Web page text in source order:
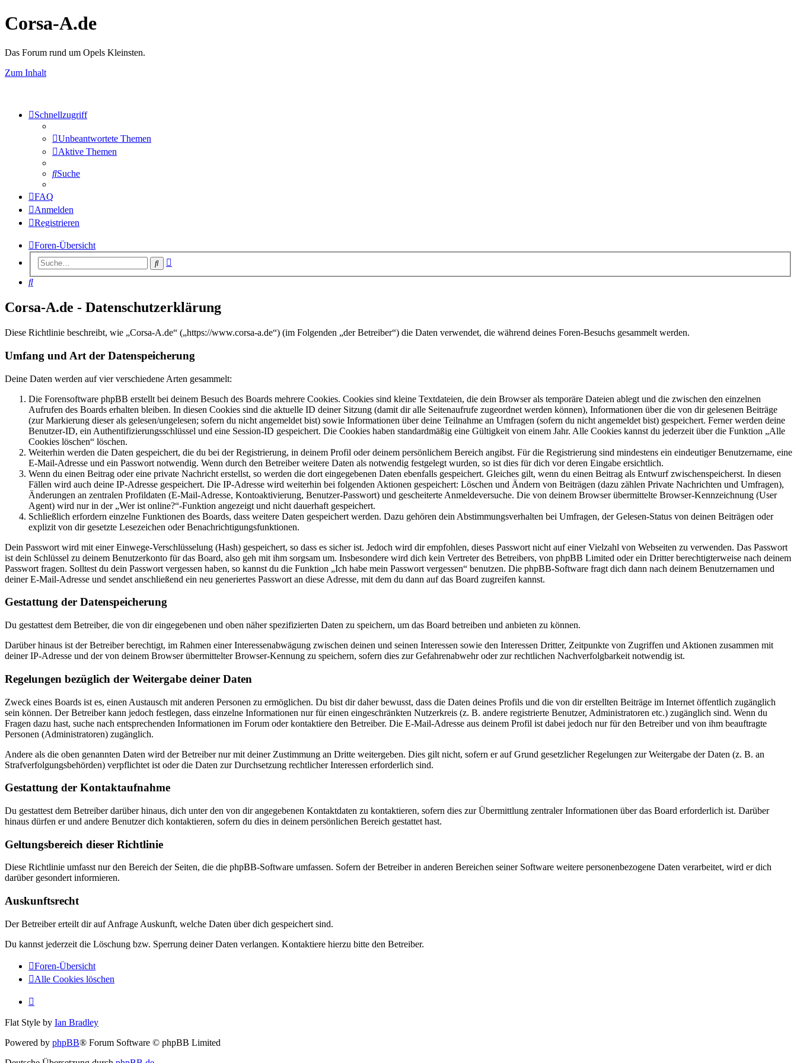
Corsa-A.de
Das Forum rund um Opels Kleinsten.
Zum Inhalt
Schnellzugriff
Unbeantwortete Themen
Aktive Themen
Suche
FAQ
Anmelden
Registrieren
Foren-Übersicht
Suche
Suche
Corsa-A.de - Datenschutzerklärung
Diese Richtlinie beschreibt, wie „Corsa-A.de“ („https://www.corsa-a.de“) (im Folgenden „der Betreiber“) die Daten verwendet, die während deines Foren-Besuchs gesammelt werden.
Umfang und Art der Datenspeicherung
Deine Daten werden auf vier verschiedene Arten gesammelt:
Die Forensoftware phpBB erstellt bei deinem Besuch des Boards mehrere Cookies. Cookies sind kleine Textdateien, die dein Browser als temporäre Dateien ablegt und die zwischen den einzelnen
Aufrufen des Boards erhalten bleiben. In diesen Cookies sind die aktuelle ID deiner Sitzung (damit dir alle Seitenaufrufe zugeordnet werden können), Informationen über die von dir gelesenen Beiträge
(zur Markierung dieser als gelesen/ungelesen; sofern du nicht angemeldet bist) sowie Informationen über deine Teilnahme an Umfragen (sofern du nicht angemeldet bist) gespeichert. Ferner werden deine
Benutzer-ID, ein Authentifizierungsschlüssel und eine Session-ID gespeichert. Die Cookies haben standardmäßig eine Gültigkeit von einem Jahr. Alle Cookies kannst du jederzeit über die Funktion „Alle
Cookies löschen“ löschen.
Weiterhin werden die Daten gespeichert, die du bei der Registrierung, in deinem Profil oder deinem persönlichem Bereich angibst. Für die Registrierung sind mindestens ein eindeutiger Benutzername, eine
E-Mail-Adresse und ein Passwort notwendig. Wenn durch den Betreiber weitere Daten als notwendig festgelegt wurden, so ist dies für dich vor deren Eingabe ersichtlich.
Wenn du einen Beitrag oder eine private Nachricht erstellst, so werden die dort eingegebenen Daten ebenfalls gespeichert. Gleiches gilt, wenn du einen Beitrag als Entwurf zwischenspeicherst. In diesen
Fällen wird auch deine IP-Adresse gespeichert. Die IP-Adresse wird weiterhin bei folgenden Aktionen gespeichert: Löschen und Ändern von Beiträgen (dazu zählen Private Nachrichten und Umfragen),
Änderungen an zentralen Profildaten (E-Mail-Adresse, Kontoaktivierung, Benutzer-Passwort) und gescheiterte Anmeldeversuche. Die von deinem Browser übermittelte Browser-Kennzeichnung (User
Agent) wird nur in der „Wer ist online?“-Funktion angezeigt und nicht dauerhaft gespeichert.
Schließlich erfordern einzelne Funktionen des Boards, dass weitere Daten gespeichert werden. Dazu gehören dein Abstimmungsverhalten bei Umfragen, der Gelesen-Status von deinen Beiträgen oder
explizit von dir gesetzte Lesezeichen oder Benachrichtigungsfunktionen.
Dein Passwort wird mit einer Einwege-Verschlüsselung (Hash) gespeichert, so dass es sicher ist. Jedoch wird dir empfohlen, dieses Passwort nicht auf einer Vielzahl von Webseiten zu verwenden. Das Passwort
ist dein Schlüssel zu deinem Benutzerkonto für das Board, also geh mit ihm sorgsam um. Insbesondere wird dich kein Vertreter des Betreibers, von phpBB Limited oder ein Dritter berechtigterweise nach deinem
Passwort fragen. Solltest du dein Passwort vergessen haben, so kannst du die Funktion „Ich habe mein Passwort vergessen“ benutzen. Die phpBB-Software fragt dich dann nach deinem Benutzernamen und
deiner E-Mail-Adresse und sendet anschließend ein neu generiertes Passwort an diese Adresse, mit dem du dann auf das Board zugreifen kannst.
Gestattung der Datenspeicherung
Du gestattest dem Betreiber, die von dir eingegebenen und oben näher spezifizierten Daten zu speichern, um das Board betreiben und anbieten zu können.
Darüber hinaus ist der Betreiber berechtigt, im Rahmen einer Interessenabwägung zwischen deinen und seinen Interessen sowie den Interessen Dritter, Zeitpunkte von Zugriffen und Aktionen zusammen mit
deiner IP-Adresse und der von deinem Browser übermittelter Browser-Kennung zu speichern, sofern dies zur Gefahrenabwehr oder zur rechtlichen Nachverfolgbarkeit notwendig ist.
Regelungen bezüglich der Weitergabe deiner Daten
Zweck eines Boards ist es, einen Austausch mit anderen Personen zu ermöglichen. Du bist dir daher bewusst, dass die Daten deines Profils und die von dir erstellten Beiträge im Internet öffentlich zugänglich
sein können. Der Betreiber kann jedoch festlegen, dass einzelne Informationen nur für einen eingeschränkten Nutzerkreis (z. B. andere registrierte Benutzer, Administratoren etc.) zugänglich sind. Wenn du
Fragen dazu hast, suche nach entsprechenden Informationen im Forum oder kontaktiere den Betreiber. Die E-Mail-Adresse aus deinem Profil ist dabei jedoch nur für den Betreiber und von ihm beauftragte
Personen (Administratoren) zugänglich.
Andere als die oben genannten Daten wird der Betreiber nur mit deiner Zustimmung an Dritte weitergeben. Dies gilt nicht, sofern er auf Grund gesetzlicher Regelungen zur Weitergabe der Daten (z. B. an
Strafverfolgungsbehörden) verpflichtet ist oder die Daten zur Durchsetzung rechtlicher Interessen erforderlich sind.
Gestattung der Kontaktaufnahme
Du gestattest dem Betreiber darüber hinaus, dich unter den von dir angegebenen Kontaktdaten zu kontaktieren, sofern dies zur Übermittlung zentraler Informationen über das Board erforderlich ist. Darüber
hinaus dürfen er und andere Benutzer dich kontaktieren, sofern du dies in deinem persönlichen Bereich gestattet hast.
Geltungsbereich dieser Richtlinie
Diese Richtlinie umfasst nur den Bereich der Seiten, die die phpBB-Software umfassen. Sofern der Betreiber in anderen Bereichen seiner Software weitere personenbezogene Daten verarbeitet, wird er dich
darüber gesondert informieren.
Auskunftsrecht
Der Betreiber erteilt dir auf Anfrage Auskunft, welche Daten über dich gespeichert sind.
Du kannst jederzeit die Löschung bzw. Sperrung deiner Daten verlangen. Kontaktiere hierzu bitte den Betreiber.
Foren-Übersicht
Alle Cookies löschen
Flat Style by Ian Bradley
Powered by phpBB® Forum Software © phpBB Limited